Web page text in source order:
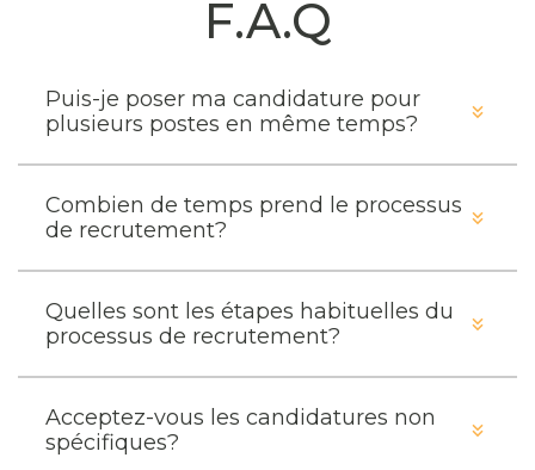
F.A.Q
Puis-je poser ma candidature pour
plusieurs postes en même temps?
Combien de temps prend le processus
de recrutement?
Quelles sont les étapes habituelles du
processus de recrutement?
Acceptez-vous les candidatures non
spécifiques?